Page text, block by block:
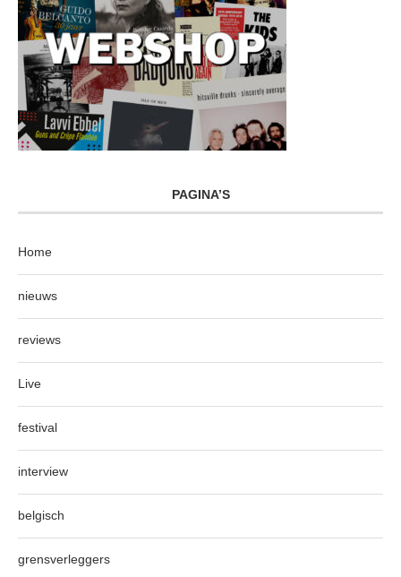
PAGINA’S
Home
nieuws
reviews
Live
festival
interview
belgisch
grensverleggers